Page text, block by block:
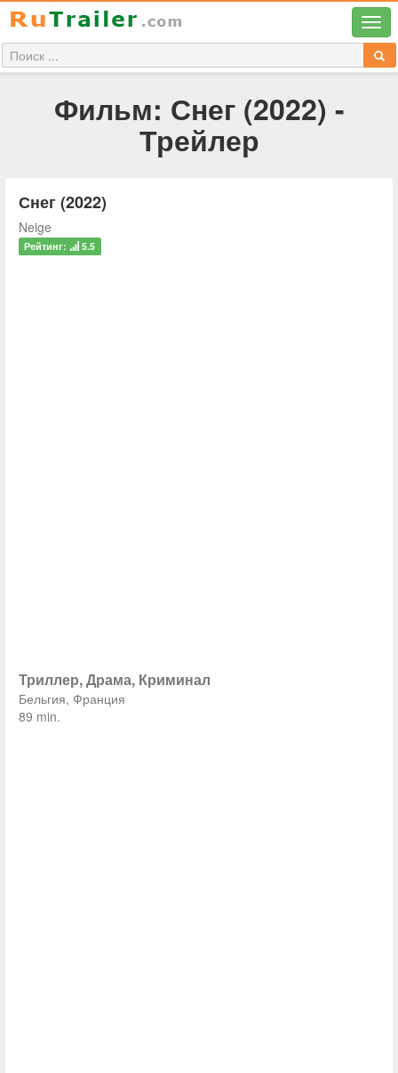
Фильм: Снег (2022) -
Трейлер
Снег (2022)
Neige
Рейтинг: 5.5
Триллер, Драма, Криминал
Бельгия, Франция
89 min.